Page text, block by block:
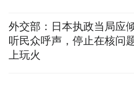
层面的充分尊重，给足拉
外交部：日本执政当局应
听民众呼声，停止在核问
上玩火